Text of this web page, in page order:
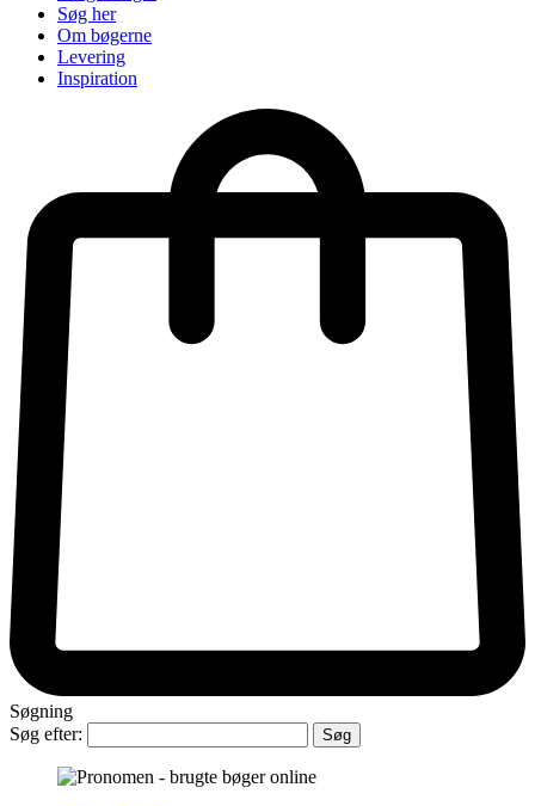
Søg her
Om bøgerne
Levering
Inspiration
Søgning
Søg efter: